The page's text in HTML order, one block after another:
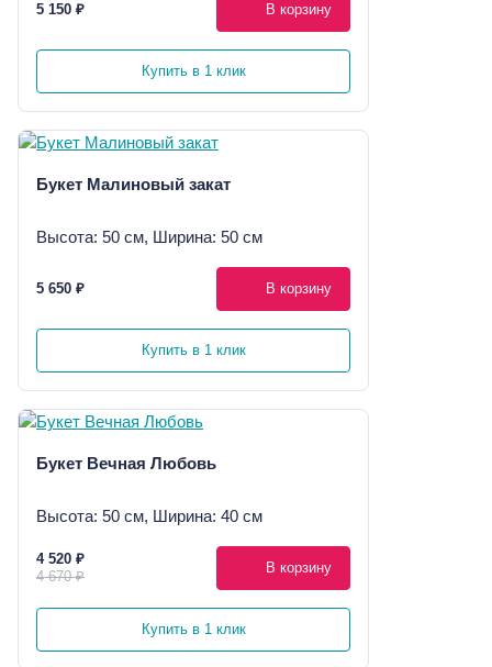
5 150 ₽ В корзину
Купить в 1 клик
Букет Малиновый закат
Высота: 50 см, Ширина: 50 см
5 650 ₽ В корзину
Купить в 1 клик
Букет Вечная Любовь
Высота: 50 см, Ширина: 40 см
4 520 ₽
4 670 ₽
В корзину
Купить в 1 клик